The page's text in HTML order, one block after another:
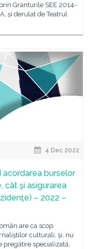
Granturile SEE 2014-
și derulat de Teatrul
4 Dec 2022
acordarea burselor
cât şi asigurarea
– 2022 –
are ca scop
culturali, şi, nu
pregătire specializată,